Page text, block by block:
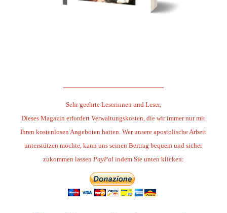
Sehr geehrte Leserinnen und Leser,
Dieses Magazin erfordert Verwaltungskosten, die wir immer nur mit
Ihren kostenlosen Angeboten hatten. Wer unsere apostolische Arbeit
unterstützen möchte, kann uns seinen Beitrag bequem und sicher
zukommen lassen PayPalindem Sie unten klicken: